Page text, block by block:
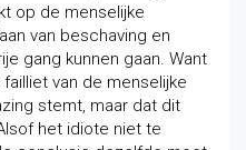
op de menselijke
van beschaving en
gang kunnen gaan. Want
van de menselijke
stemt, maar dat dit
het idiote niet te